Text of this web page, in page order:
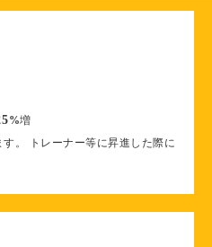
%増
。 トレーナー等に昇進した際に